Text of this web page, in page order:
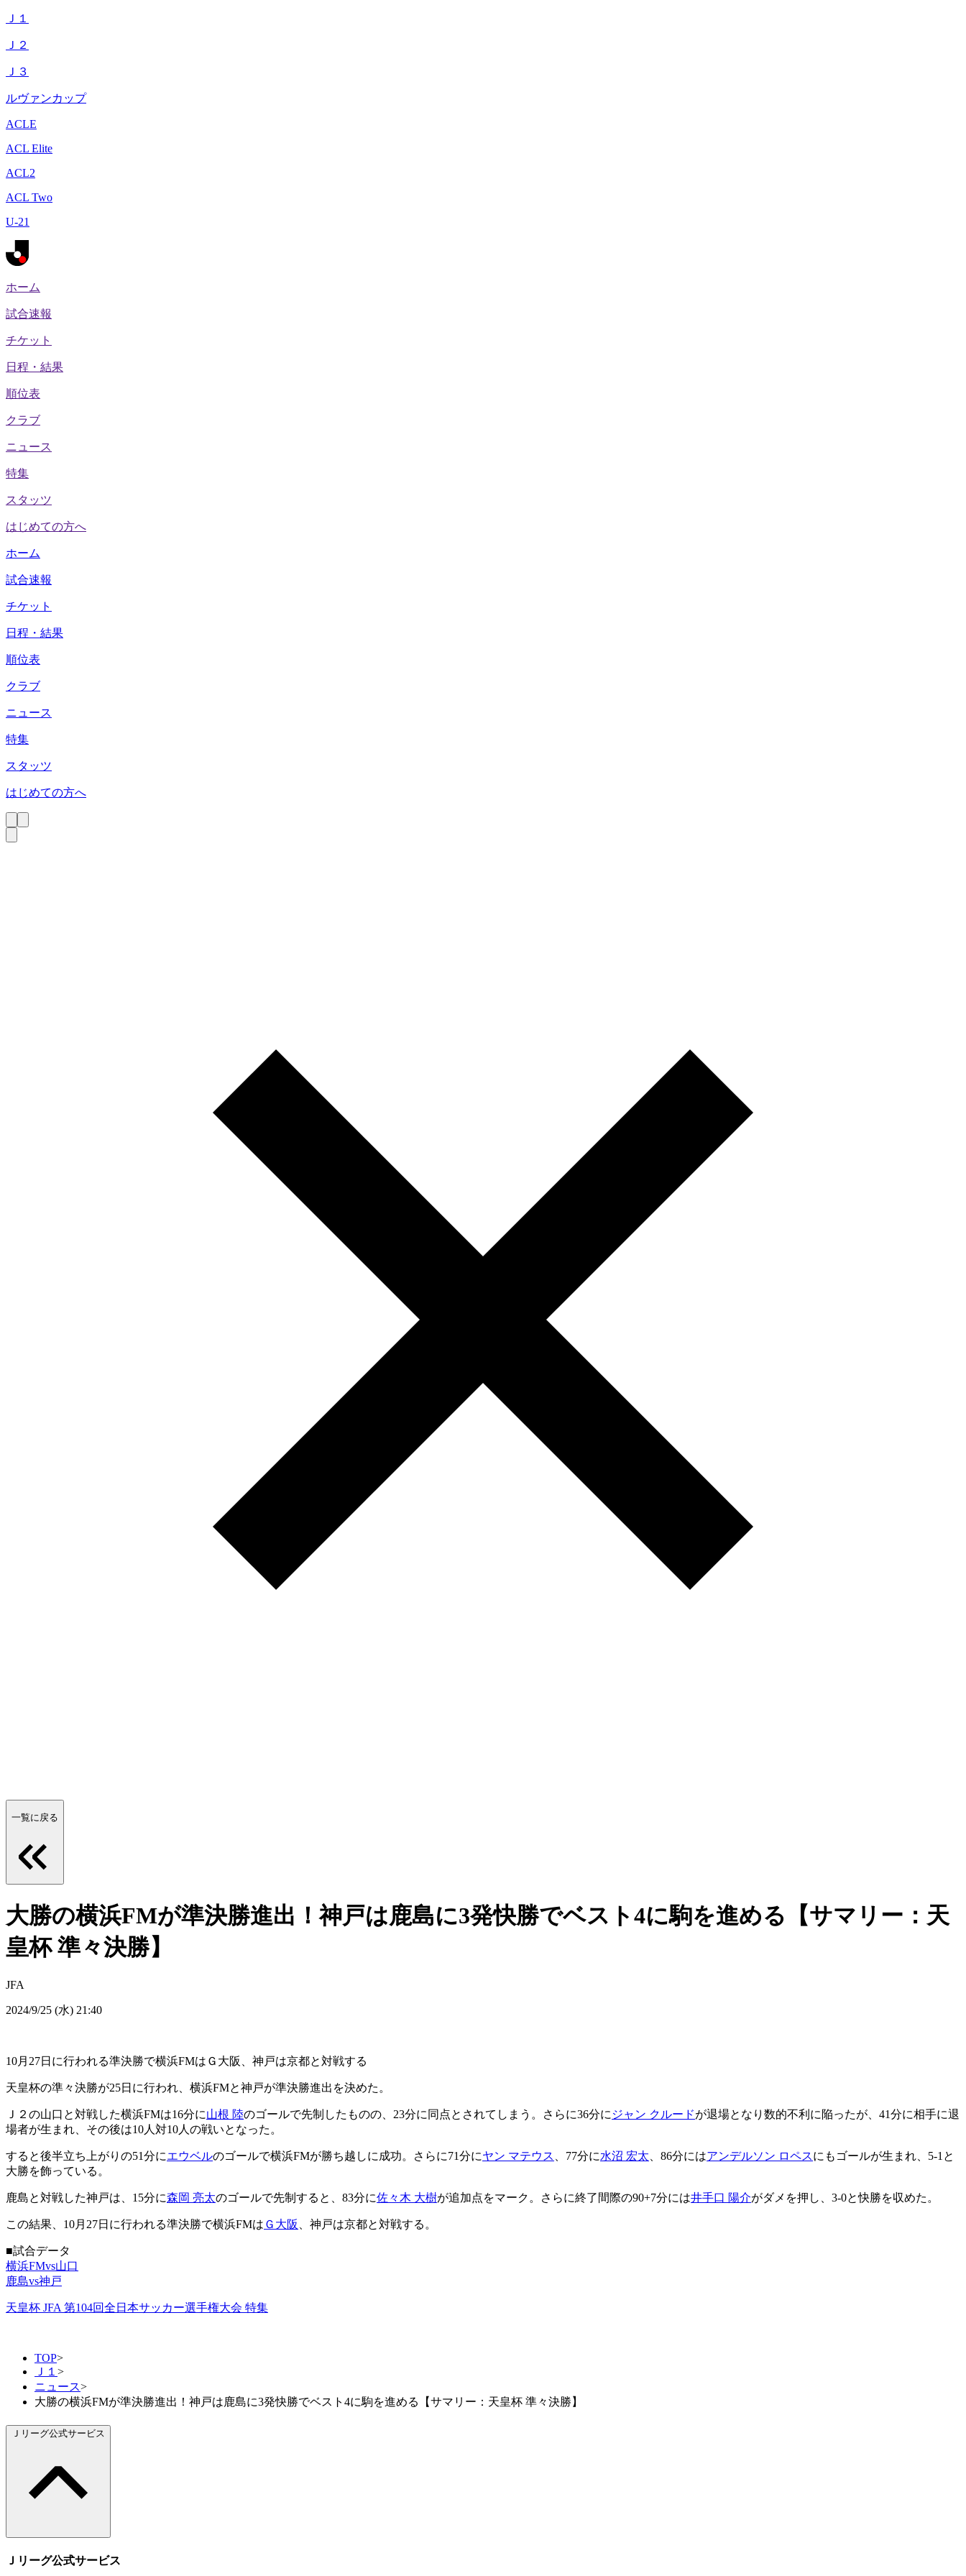
Ｊ１
Ｊ２
Ｊ３
ルヴァンカップ
ACLE
ACL Elite
ACL2
ACL Two
U-21
ホーム
試合速報
チケット
日程・結果
順位表
クラブ
ニュース
特集
スタッツ
はじめての方へ
ホーム
試合速報
チケット
日程・結果
順位表
クラブ
ニュース
特集
スタッツ
はじめての方へ
一覧に戻る
大勝の横浜FMが準決勝進出！神戸は鹿島に3発快勝でベスト4に駒を進める【サマリー：天
皇杯 準々決勝】
JFA
2024/9/25 (水) 21:40
10月27日に行われる準決勝で横浜FMはＧ大阪、神戸は京都と対戦する
天皇杯の準々決勝が25日に行われ、横浜FMと神戸が準決勝進出を決めた。
Ｊ２の山口と対戦した横浜FMは16分に山根 陸のゴールで先制したものの、23分に同点とされてしまう。さらに36分に ジャン クルードが退場となり数的不利に陥ったが、41分に相手に退
場者が生まれ、その後は10人対10人の戦いとなった。
すると後半立ち上がりの51分にエウベルのゴールで横浜FMが勝ち越しに成功。さらに71分にヤン マテウス 、77分に水沼 宏太 、86分にはアンデルソン ロペスにもゴールが生まれ、5-1と
大勝を飾っている。
鹿島と対戦した神戸は、15分に森岡 亮太のゴールで先制すると、83分に佐々木 大樹が追加点をマーク。さらに終了間際の90+7分には井手口 陽介がダメを押し、3-0と快勝を収めた。
この結果、10月27日に行われる準決勝で横浜FMは Ｇ大阪 、神戸は京都と対戦する。
■試合データ
横浜FMvs山口
鹿島vs神戸
天皇杯 JFA 第104回全日本サッカー選手権大会 特集
TOP>
Ｊ１ >
ニュース>
大勝の横浜FMが準決勝進出！神戸は鹿島に3発快勝でベスト4に駒を進める【サマリー：天皇杯 準々決勝】
Ｊリーグ公式サービス
Ｊリーグ公式サービス